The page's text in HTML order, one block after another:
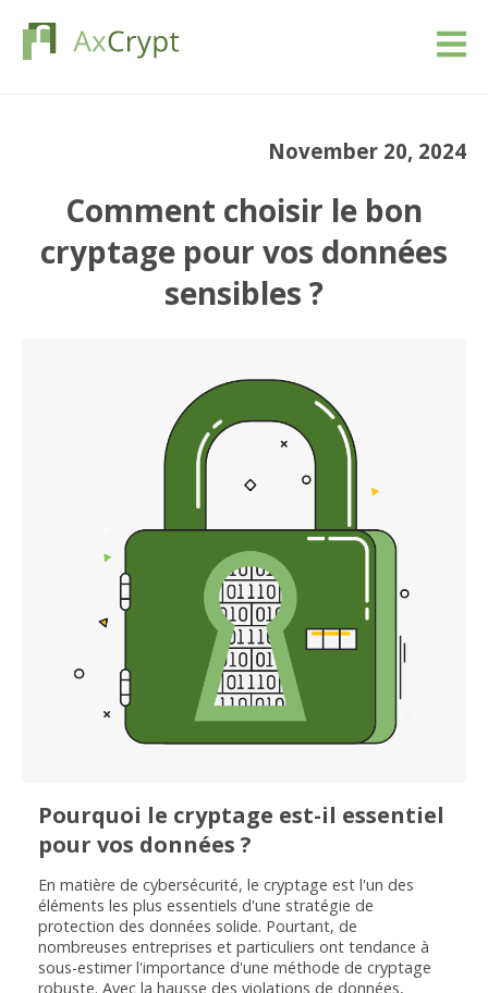
November 20, 2024
Comment choisir le bon
cryptage pour vos données
sensibles ?
Pourquoi le cryptage est-il essentiel
pour vos données ?
En matière de cybersécurité, le cryptage est l'un des
éléments les plus essentiels d'une stratégie de
protection des données solide. Pourtant, de
nombreuses entreprises et particuliers ont tendance à
sous-estimer l'importance d'une méthode de cryptage
robuste. Avec la hausse des violations de données,